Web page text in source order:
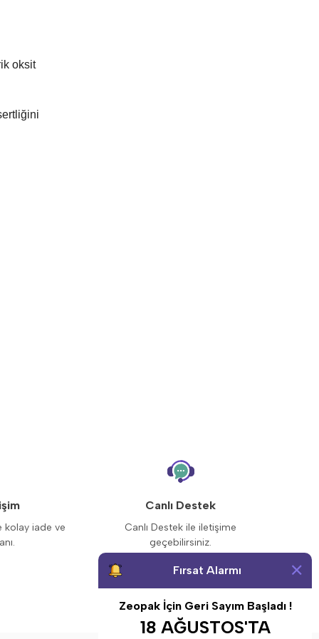
oksit
kolay iade ve
Canlı Destek
Canlı Destek ile iletişime
geçebilirsiniz.
Fırsat Alarmı
Zeopak İçin Geri Sayım Başladı !
18 AĞUSTOS'TA